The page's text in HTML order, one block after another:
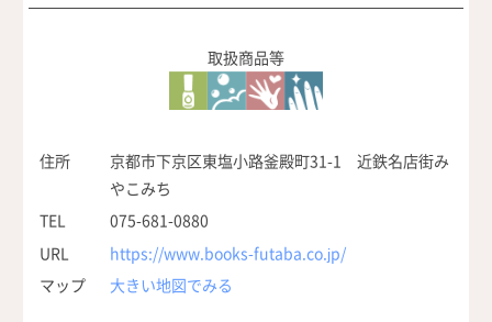
商品ラインナップ
京花舞
胡粉石鹸
瑞々
メディア掲載
ねいる図案帖
日本画作品帖
白狐通信
上羽絵惣について
想い
歴史
お問い合わせ
カタログ請求
取扱商品等
住所
京都市下京区東塩小路釜殿町31-1 近鉄名店街み
やこみち
TEL
075-681-0880
URL
https://www.books-futaba.co.jp/
マップ
大きい地図でみる